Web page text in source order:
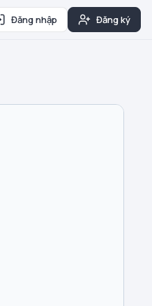
Đăng nhập Đăng ký